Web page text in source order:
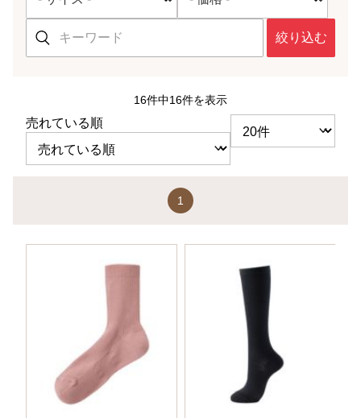
絞り込む
16件中16件を表示
売れている順
1